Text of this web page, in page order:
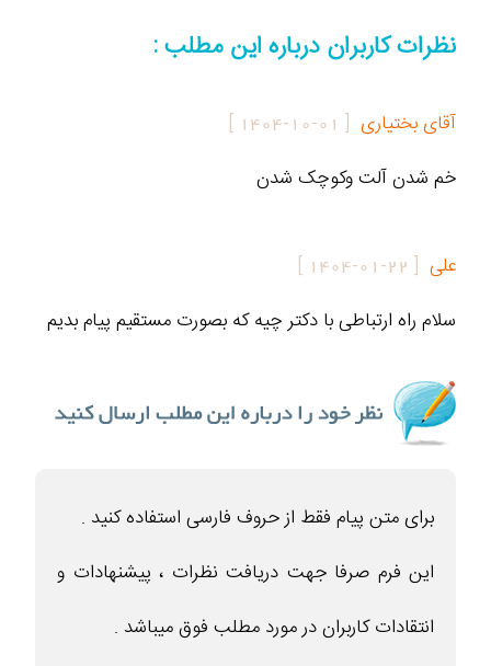
نظرات کاربران درباره این مطلب :
آقای بختیاری [
1404-10-01
]
خم شدن آلت وکوچک شدن
علی [
1404-01-22
]
سلام راه ارتباطی با دکتر چیه که بصورت مستقیم پیام بدیم
برای متن پیام فقط از حروف فارسی استفاده کنید .
این فرم صرفا جهت دریافت نظرات ، پیشنهادات و
انتقادات کاربران در مورد مطلب فوق میباشد .